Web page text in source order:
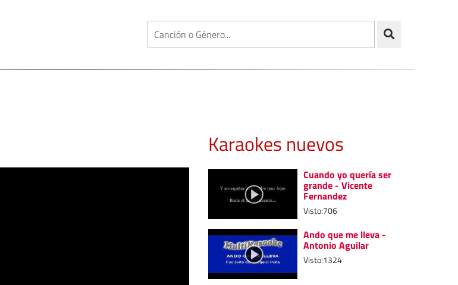
Karaokes nuevos
Cuando yo quería ser
grande - Vicente
Fernandez
Visto:706
Ando que me lleva -
Antonio Aguilar
Visto:1324